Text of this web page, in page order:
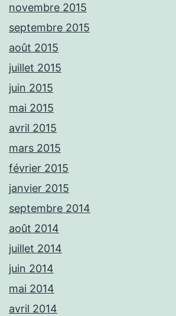
novembre 2015
septembre 2015
août 2015
juillet 2015
juin 2015
mai 2015
avril 2015
mars 2015
février 2015
janvier 2015
septembre 2014
août 2014
juillet 2014
juin 2014
mai 2014
avril 2014